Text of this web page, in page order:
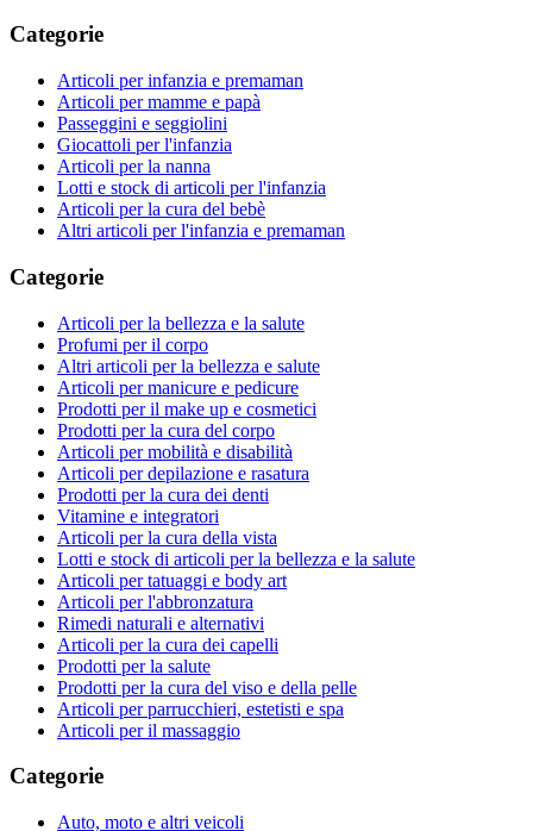
Categorie
Articoli per infanzia e premaman
Articoli per mamme e papà
Passeggini e seggiolini
Giocattoli per l'infanzia
Articoli per la nanna
Lotti e stock di articoli per l'infanzia
Articoli per la cura del bebè
Altri articoli per l'infanzia e premaman
Categorie
Articoli per la bellezza e la salute
Profumi per il corpo
Altri articoli per la bellezza e salute
Articoli per manicure e pedicure
Prodotti per il make up e cosmetici
Prodotti per la cura del corpo
Articoli per mobilità e disabilità
Articoli per depilazione e rasatura
Prodotti per la cura dei denti
Vitamine e integratori
Articoli per la cura della vista
Lotti e stock di articoli per la bellezza e la salute
Articoli per tatuaggi e body art
Articoli per l'abbronzatura
Rimedi naturali e alternativi
Articoli per la cura dei capelli
Prodotti per la salute
Prodotti per la cura del viso e della pelle
Articoli per parrucchieri, estetisti e spa
Articoli per il massaggio
Categorie
Auto, moto e altri veicoli